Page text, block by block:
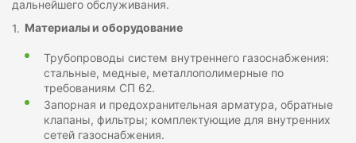
дальнейшего обслуживания.
Материалы и оборудование
Трубопроводы систем внутреннего газоснабжения:
стальные, медные, металлополимерные по
требованиям СП 62.
Запорная и предохранительная арматура, обратные
клапаны, фильтры; комплектующие для внутренних
сетей газоснабжения.